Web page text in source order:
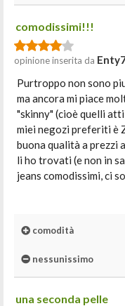
comodissimi!!!
opinione inserita da
Purtroppo non sono
ma ancora mi piace
"skinny" (cioè quelli
miei negozi preferiti è
buona qualità a prezzi
li ho trovati (e non in
jeans comodissimi, ci
comodità
nessunissimo
una seconda pelle